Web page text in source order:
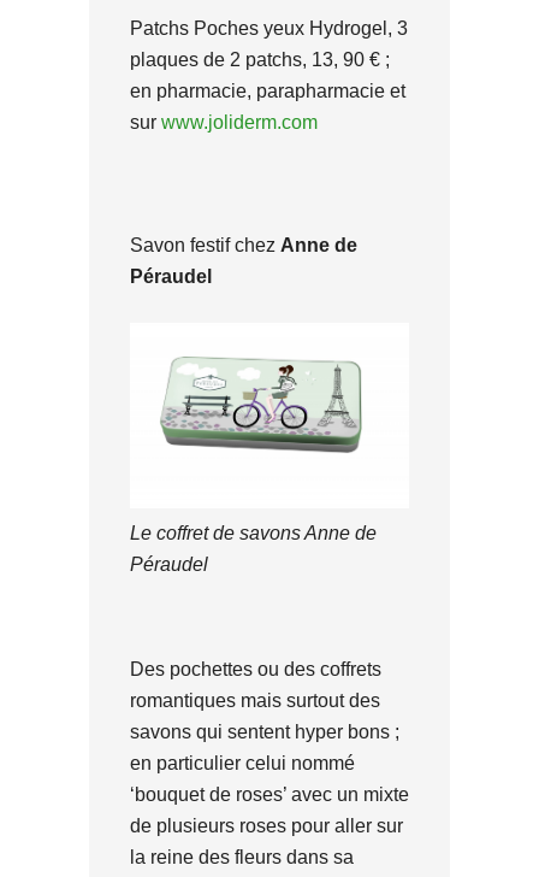
Patchs Poches yeux Hydrogel, 3
plaques de 2 patchs, 13, 90 € ;
en pharmacie, parapharmacie et
sur www.joliderm.com
Savon festif chez Anne de
Péraudel
Le coffret de savons Anne de
Péraudel
Des pochettes ou des coffrets
romantiques mais surtout des
savons qui sentent hyper bons ;
en particulier celui nommé
‘bouquet de roses’ avec un mixte
de plusieurs roses pour aller sur
la reine des fleurs dans sa